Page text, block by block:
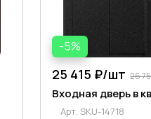
-5%
25 415 ₽/шт 26
Входная дверь в
Арт. SKU-14718